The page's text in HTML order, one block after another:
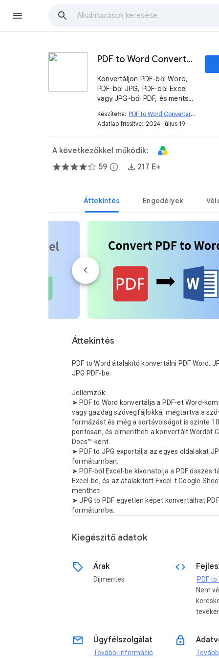
PDF to Word Converter doc
Konvertáljon PDF-ből Word,
PDF-ből JPG, PDF-ből Excel
vagy JPG-ből PDF, és mentse
Excel dokumentumokat
Google Docs™ vagy Google
Készítette: PDF to Word Converteropen_in_new
Adatlap frissítve: 2024. július 19.
A következőkkel működik:
59 info 217 E+
Áttekintés Engedélyek
Áttekintés
PDF to Word átalakító konvertálni PDF Word,
JPG PDF-be.
Jellemzők:
➤ PDF to Word konvertálja a PDF-et Word-
vagy gazdag szövegfájlokká, megtartva a
formázást és még a sortávolságot is szinte
pontosan, és elmentheti a konvertált Wordöt
Docs™-ként.
➤ PDF to JPG exportálja az egyes oldalakat
formátumban.
➤ PDF-ből Excel-be kivonatolja a PDF összes
Excel-be, és az átalakított Excel-t Google
mentheti.
➤ JPG to PDF egyetlen képet konvertálhat PDF
formátumba.
Kiegészítő adatok
sell Árak
Díjmentes
code
Nem
email Ügyfélszolgálat
További információ
lock